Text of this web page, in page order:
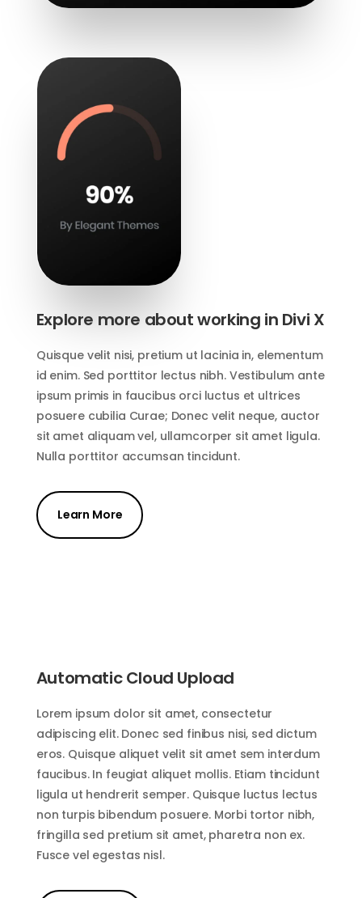
Explore more about working in Divi X
Quisque velit nisi, pretium ut lacinia in, elementum
id enim. Sed porttitor lectus nibh. Vestibulum ante
ipsum primis in faucibus orci luctus et ultrices
posuere cubilia Curae; Donec velit neque, auctor
sit amet aliquam vel, ullamcorper sit amet ligula.
Nulla porttitor accumsan tincidunt.
Learn More
Automatic Cloud Upload
Lorem ipsum dolor sit amet, consectetur
adipiscing elit. Donec sed finibus nisi, sed dictum
eros. Quisque aliquet velit sit amet sem interdum
faucibus. In feugiat aliquet mollis. Etiam tincidunt
ligula ut hendrerit semper. Quisque luctus lectus
non turpis bibendum posuere. Morbi tortor nibh,
fringilla sed pretium sit amet, pharetra non ex.
Fusce vel egestas nisl.